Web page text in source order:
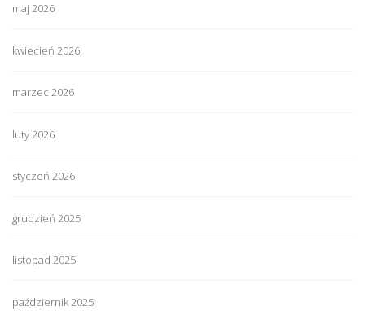
maj 2026
kwiecień 2026
marzec 2026
luty 2026
styczeń 2026
grudzień 2025
listopad 2025
październik 2025